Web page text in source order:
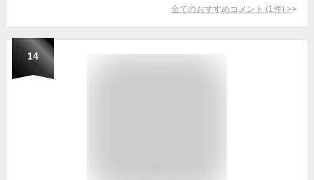
全てのおすすめコメント (1 件) >
14